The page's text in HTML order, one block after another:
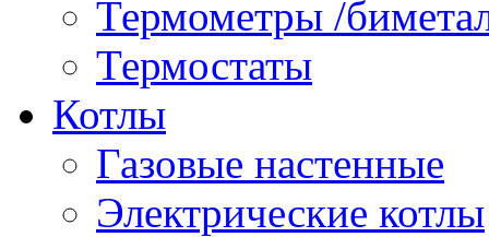
Термометры /
Термостаты
Котлы
Газовые настенные
Электрические котлы